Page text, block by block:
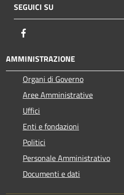
SEGUICI SU
AMMINISTRAZIONE
Organi di Governo
Aree Amministrative
Uffici
Enti e fondazioni
Politici
Personale Amministrativo
Documenti e dati